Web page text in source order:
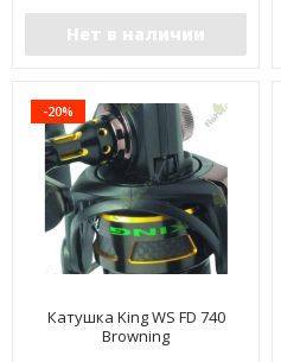
Нет в наличии
-20%
Катушка King WS FD 740
Browning